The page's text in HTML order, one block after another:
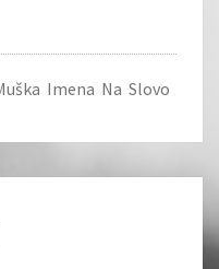
Imena Na Slovo